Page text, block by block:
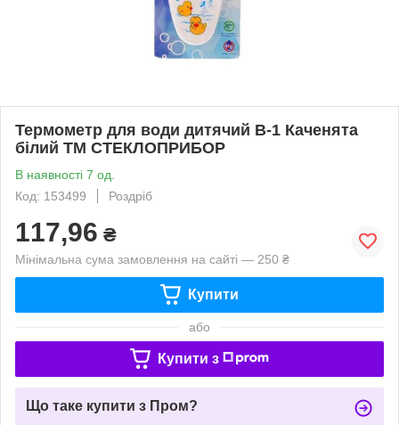
Термометр для води дитячий В-1 Каченята
білий ТМ СТЕКЛОПРИБОР
В наявності 7 од.
Код: 153499
Роздріб
117,96 ₴
Мінімальна сума замовлення на сайті — 250 ₴
Купити
або
Купити з
Що таке купити з Пром?